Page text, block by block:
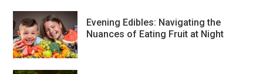
Evening Edibles: Navigating the
Nuances of Eating Fruit at Night